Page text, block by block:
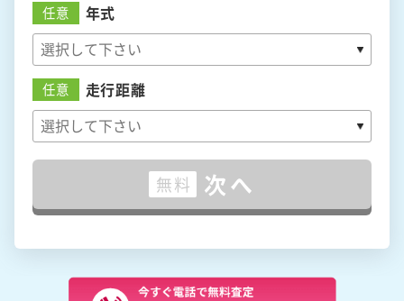
任意 年式
任意 走行距離
無料 次へ